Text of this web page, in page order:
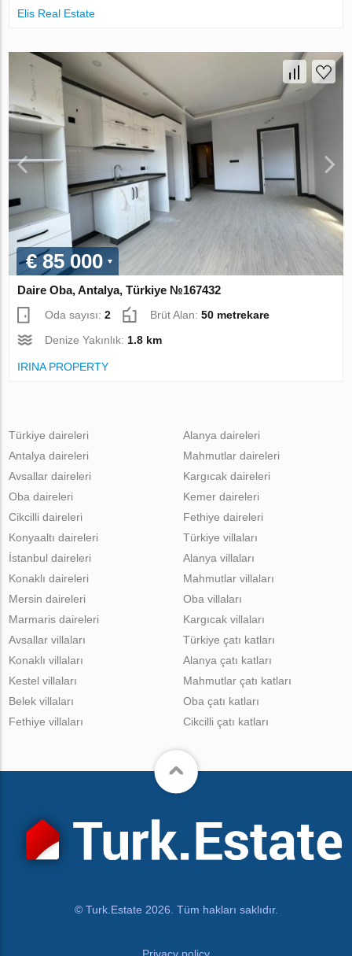
Elis Real Estate
€ 85 000
Daire Oba, Antalya, Türkiye №167432
Oda sayısı:2 Brüt Alan:50 metrekare
Denize Yakınlık: 1.8 km
IRINA PROPERTY
Türkiye daireleri
Antalya daireleri
Avsallar daireleri
Oba daireleri
Cikcilli daireleri
Alanya daireleri
Mahmutlar daireleri
Kargıcak daireleri
Kemer daireleri
Fethiye daireleri
Konyaaltı daireleri
İstanbul daireleri
Konaklı daireleri
Mersin daireleri
Marmaris daireleri
Türkiye villaları
Alanya villaları
Mahmutlar villaları
Oba villaları
Kargıcak villaları
Avsallar villaları
Konaklı villaları
Kestel villaları
Belek villaları
Fethiye villaları
Türkiye çatı katları
Alanya çatı katları
Mahmutlar çatı katları
Oba çatı katları
Cikcilli çatı katları
© Turk.Estate 2026. Tüm hakları saklıdır.